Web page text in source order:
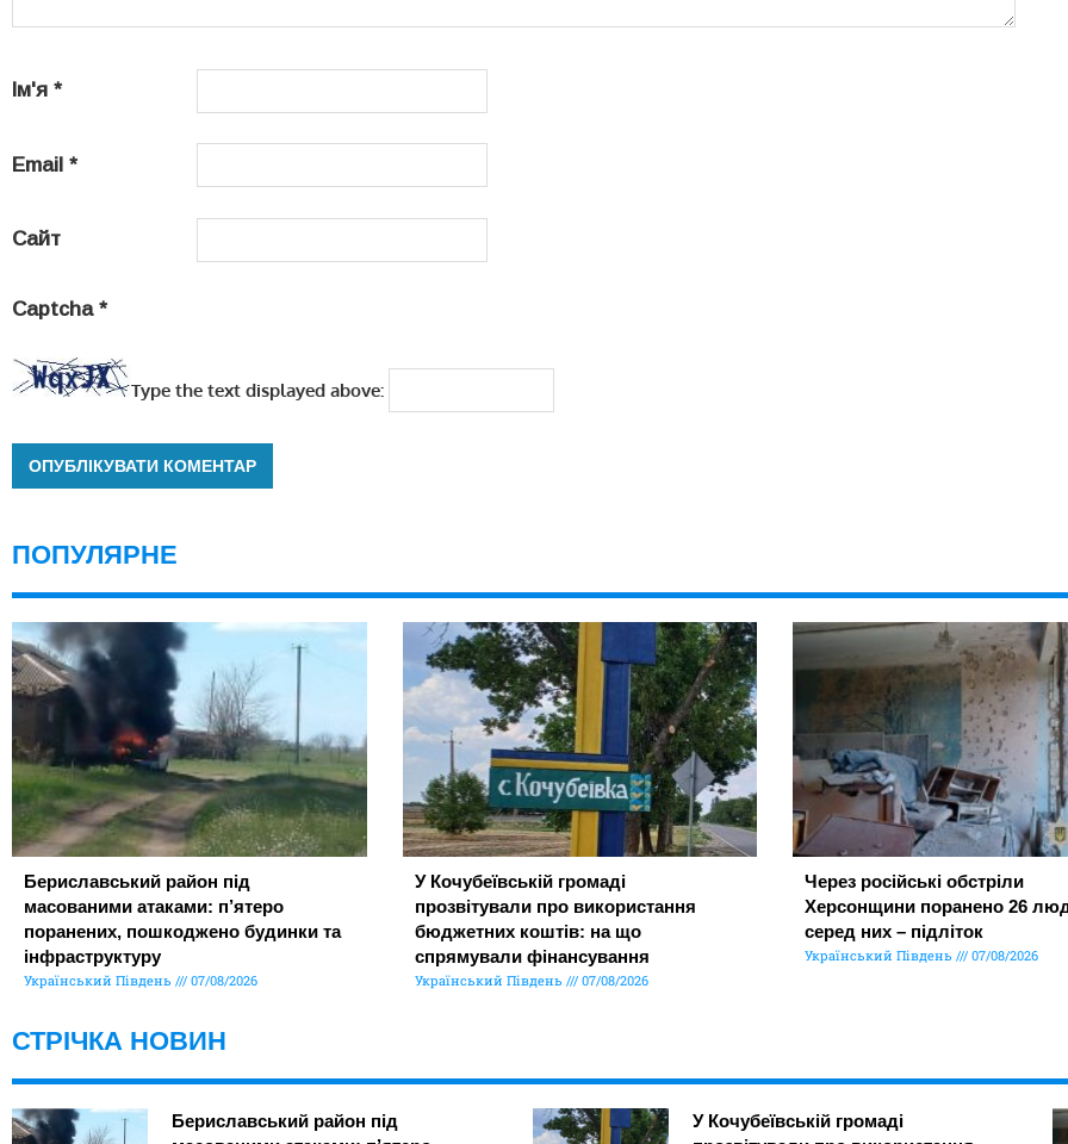
Ім'я *
Email *
Сайт
Captcha *
Type the text displayed above:
ПОПУЛЯРНЕ
Бериславський район під
масованими атаками: п’ятеро
поранених, пошкоджено будинки та
інфраструктуру
Український Південь 07/08/2026
У Кочубеївській громаді
прозвітували про використання
бюджетних коштів: на що
спрямували фінансування
Український Південь 07/08/2026
Через російські обстріли
Херсонщини поранено 26
серед них – підліток
Український Південь 07/08/2026
СТРІЧКА НОВИН
Бериславський район під
У Кочубеївській громаді